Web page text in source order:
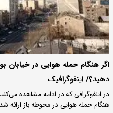
اگر هنگام حمله هوایی در خیابان
دهید؟/ اینفوگرافیک
در اینفوگرافی که در ادامه مشاهده
هنگام حمله هوایی در محوطه باز ارائه